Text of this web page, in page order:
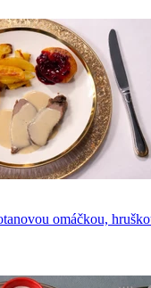
omáčkou,